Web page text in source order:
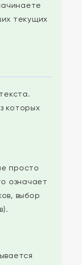
текущих
которых
просто
означает
выбор